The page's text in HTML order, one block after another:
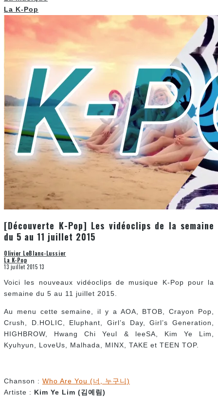
La K-Pop
[Découverte K-Pop] Les vidéoclips de la semaine
du 5 au 11 juillet 2015
Olivier LeBlanc-Lussier
La K-Pop
13 juillet 2015 13
Voici les nouveaux vidéoclips de musique K-Pop pour la
semaine du 5 au 11 juillet 2015.
Au menu cette semaine, il y a AOA, BTOB, Crayon Pop,
Crush, D.HOLIC, Eluphant, Girl’s Day, Girl’s Generation,
HIGHBROW, Hwang Chi Yeul & leeSA, Kim Ye Lim,
Kyuhyun, LoveUs, Malhada, MINX, TAKE et TEEN TOP.
Chanson : Who Are You (너, 누구니)
Artiste : Kim Ye Lim (김예림)